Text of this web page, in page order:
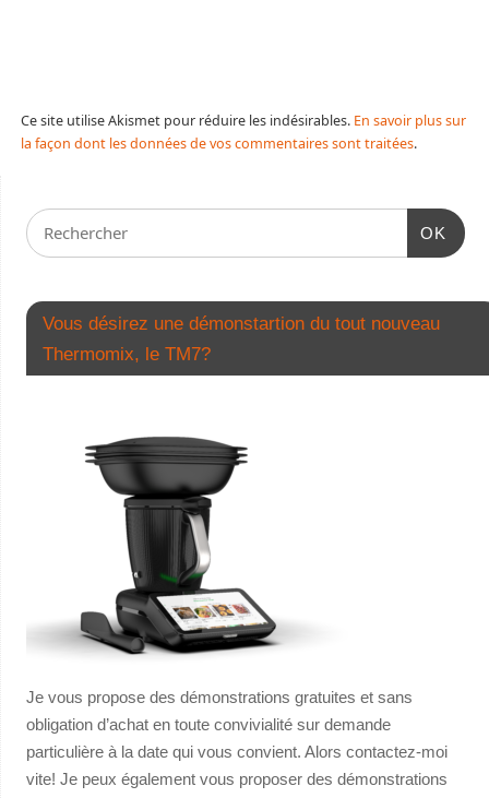
Ce site utilise Akismet pour réduire les indésirables. En savoir plus sur
la façon dont les données de vos commentaires sont traitées.
OK
Vous désirez une démonstartion du tout nouveau
Thermomix, le TM7?
Je vous propose des démonstrations gratuites et sans
obligation d’achat en toute convivialité sur demande
particulière à la date qui vous convient. Alors contactez-moi
vite! Je peux également vous proposer des démonstrations